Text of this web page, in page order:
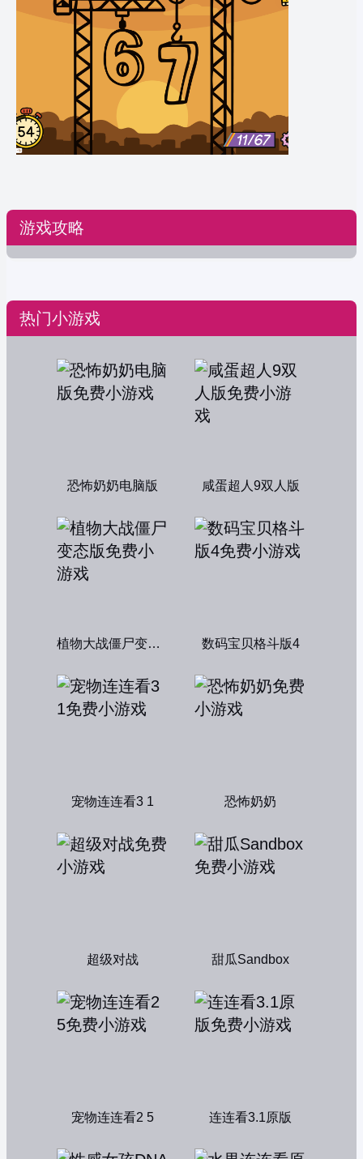
游戏攻略
热门小游戏
恐怖奶奶电脑版 咸蛋超人9双人版
植物大战僵尸变态版 数码宝贝格斗版4
宠物连连看3 1 恐怖奶奶
超级对战 甜瓜Sandbox
宠物连连看2 5 连连看3.1原版